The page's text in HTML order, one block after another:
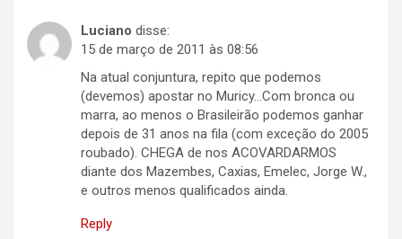
Luciano disse:
15 de março de 2011 às 08:56
Na atual conjuntura, repito que podemos
(devemos) apostar no Muricy…Com bronca ou
marra, ao menos o Brasileirão podemos ganhar
depois de 31 anos na fila (com exceção do 2005
roubado). CHEGA de nos ACOVARDARMOS
diante dos Mazembes, Caxias, Emelec, Jorge W.,
e outros menos qualificados ainda.
Reply